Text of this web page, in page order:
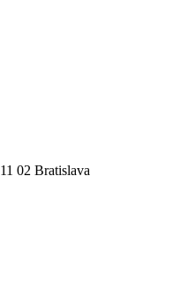
02 Bratislava